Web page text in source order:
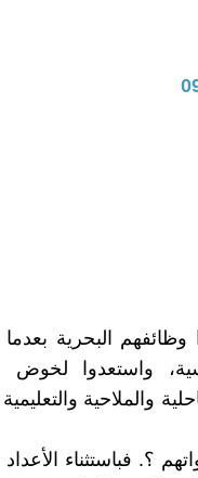
البحرية بعدما
واستعدوا لخوض
والملاحية
؟. فباستثناء الأعداد